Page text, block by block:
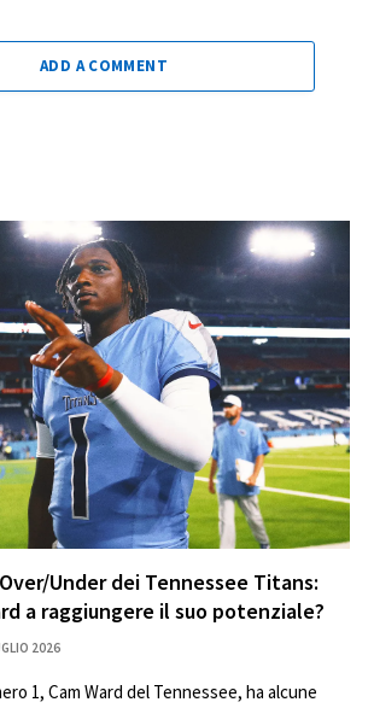
ADD A COMMENT
Under dei Tennessee Titans:
a raggiungere il suo potenziale?
2026
1, Cam Ward del Tennessee, ha alcune